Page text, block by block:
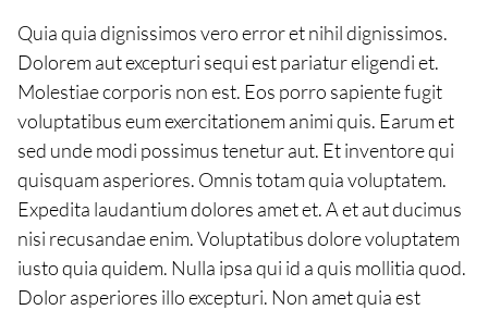
Quia quia dignissimos vero error et nihil dignissimos.
Dolorem aut excepturi sequi est pariatur eligendi et.
Molestiae corporis non est. Eos porro sapiente fugit
voluptatibus eum exercitationem animi quis. Earum et
sed unde modi possimus tenetur aut. Et inventore qui
quisquam asperiores. Omnis totam quia voluptatem.
Expedita laudantium dolores amet et. A et aut ducimus
nisi recusandae enim. Voluptatibus dolore voluptatem
iusto quia quidem. Nulla ipsa qui id a quis mollitia quod.
Dolor asperiores illo excepturi. Non amet quia est